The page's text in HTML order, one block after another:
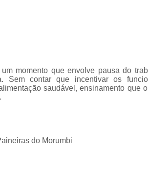
momento que envolve pausa do
Sem contar que incentivar os
saudável, ensinamento que
do Morumbi